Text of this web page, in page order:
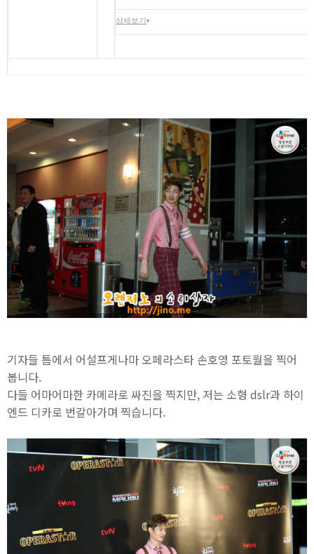
상세보기
기자들 틈에서 어설프게나마 오페라스타 손호영 포토월을 찍어
봅니다.
다들 어마어마한 카메라로 싸진을 찍지만, 저는 소형 dslr과 하이
엔드 디카로 번갈아가며 찍습니다.